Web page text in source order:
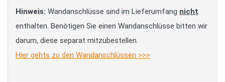
Hinweis: Wandanschlüsse sind im Lieferumfang nicht
enthalten. Benötigen Sie einen Wandanschlüsse bitten wir
darum, diese separat mitzubestellen.
Hier gehts zu den Wandanschlüssen >>>